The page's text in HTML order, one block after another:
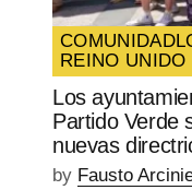
COMUNIDAD
REINO UNIDO
Los
Partido Verde
nuevas
by Fausto